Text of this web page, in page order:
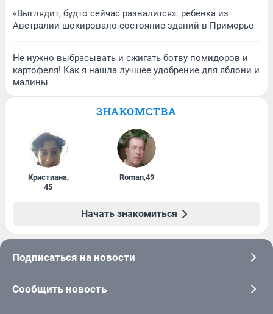
«Выглядит, будто сейчас развалится»: ребенка из
Австралии шокировало состояние зданий в Приморье
Не нужно выбрасывать и сжигать ботву помидоров и
картофеля! Как я нашла лучшее удобрение для яблони и
малины
ЗНАКОМСТВА
Кристиана,
45
Roman,49
Начать знакомиться
Подписаться на новости
Сообщить новость